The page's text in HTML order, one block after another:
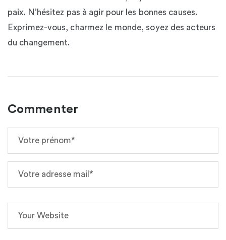
paix. N’hésitez pas à agir pour les bonnes causes.
Exprimez-vous, charmez le monde, soyez des acteurs
du changement.
Commenter